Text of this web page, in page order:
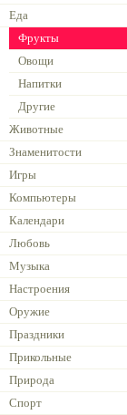
Еда
Фрукты
Овощи
Напитки
Другие
Животные
Знаменитости
Игры
Компьютеры
Календари
Любовь
Музыка
Настроения
Оружие
Праздники
Прикольные
Природа
Спорт